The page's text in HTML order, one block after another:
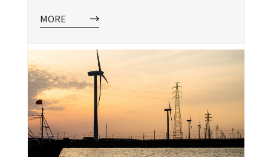
產。山山牌採用台灣最先進的生產設備和半
居產業國內前列山山牌為台灣製造MIT
MORE